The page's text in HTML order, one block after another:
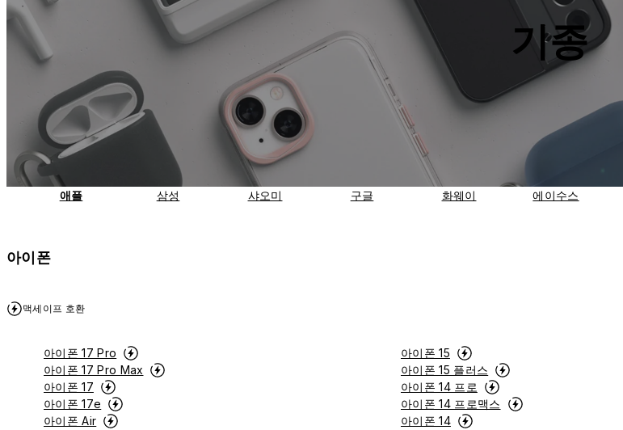
기종
애플 삼성 샤오미 구글 화웨이 에이수스
아이폰
맥세이프 호환
아이폰 17 Pro
아이폰 17 Pro Max
아이폰 17
아이폰 17e
아이폰 Air
아이폰 15
아이폰 15 플러스
아이폰 14 프로
아이폰 14 프로맥스
아이폰 14